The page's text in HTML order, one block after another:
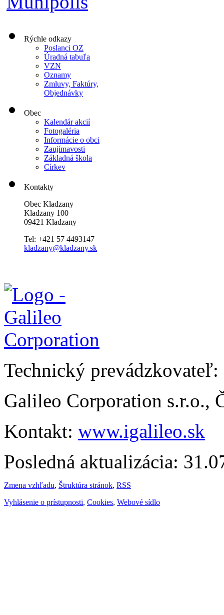
Rýchle odkazy
Poslanci OZ
Úradná tabuľa
VZN
Oznamy
Zmluvy, Faktúry,
Objednávky
Obec
Kalendár akcií
Fotogaléria
Informácie o obci
Zaujímavosti
Základná škola
Církev
Kontakty
Obec Kladzany
Kladzany 100
09421 Kladzany
Tel: +421 57 4493147
kladzany@kladzany.sk
Technický prevádzkovateľ:
Galileo Corporation s.r.o.,
Kontakt: www.igalileo.sk
Posledná aktualizácia:
Zmena vzhľadu, Štruktúra stránok, RSS
Vyhlásenie o prístupnosti, Cookies, Webové sídlo